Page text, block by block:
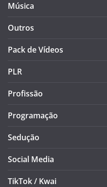
Música
Outros
Pack de Vídeos
PLR
Profissão
Programação
Sedução
Social Media
TikTok / Kwai